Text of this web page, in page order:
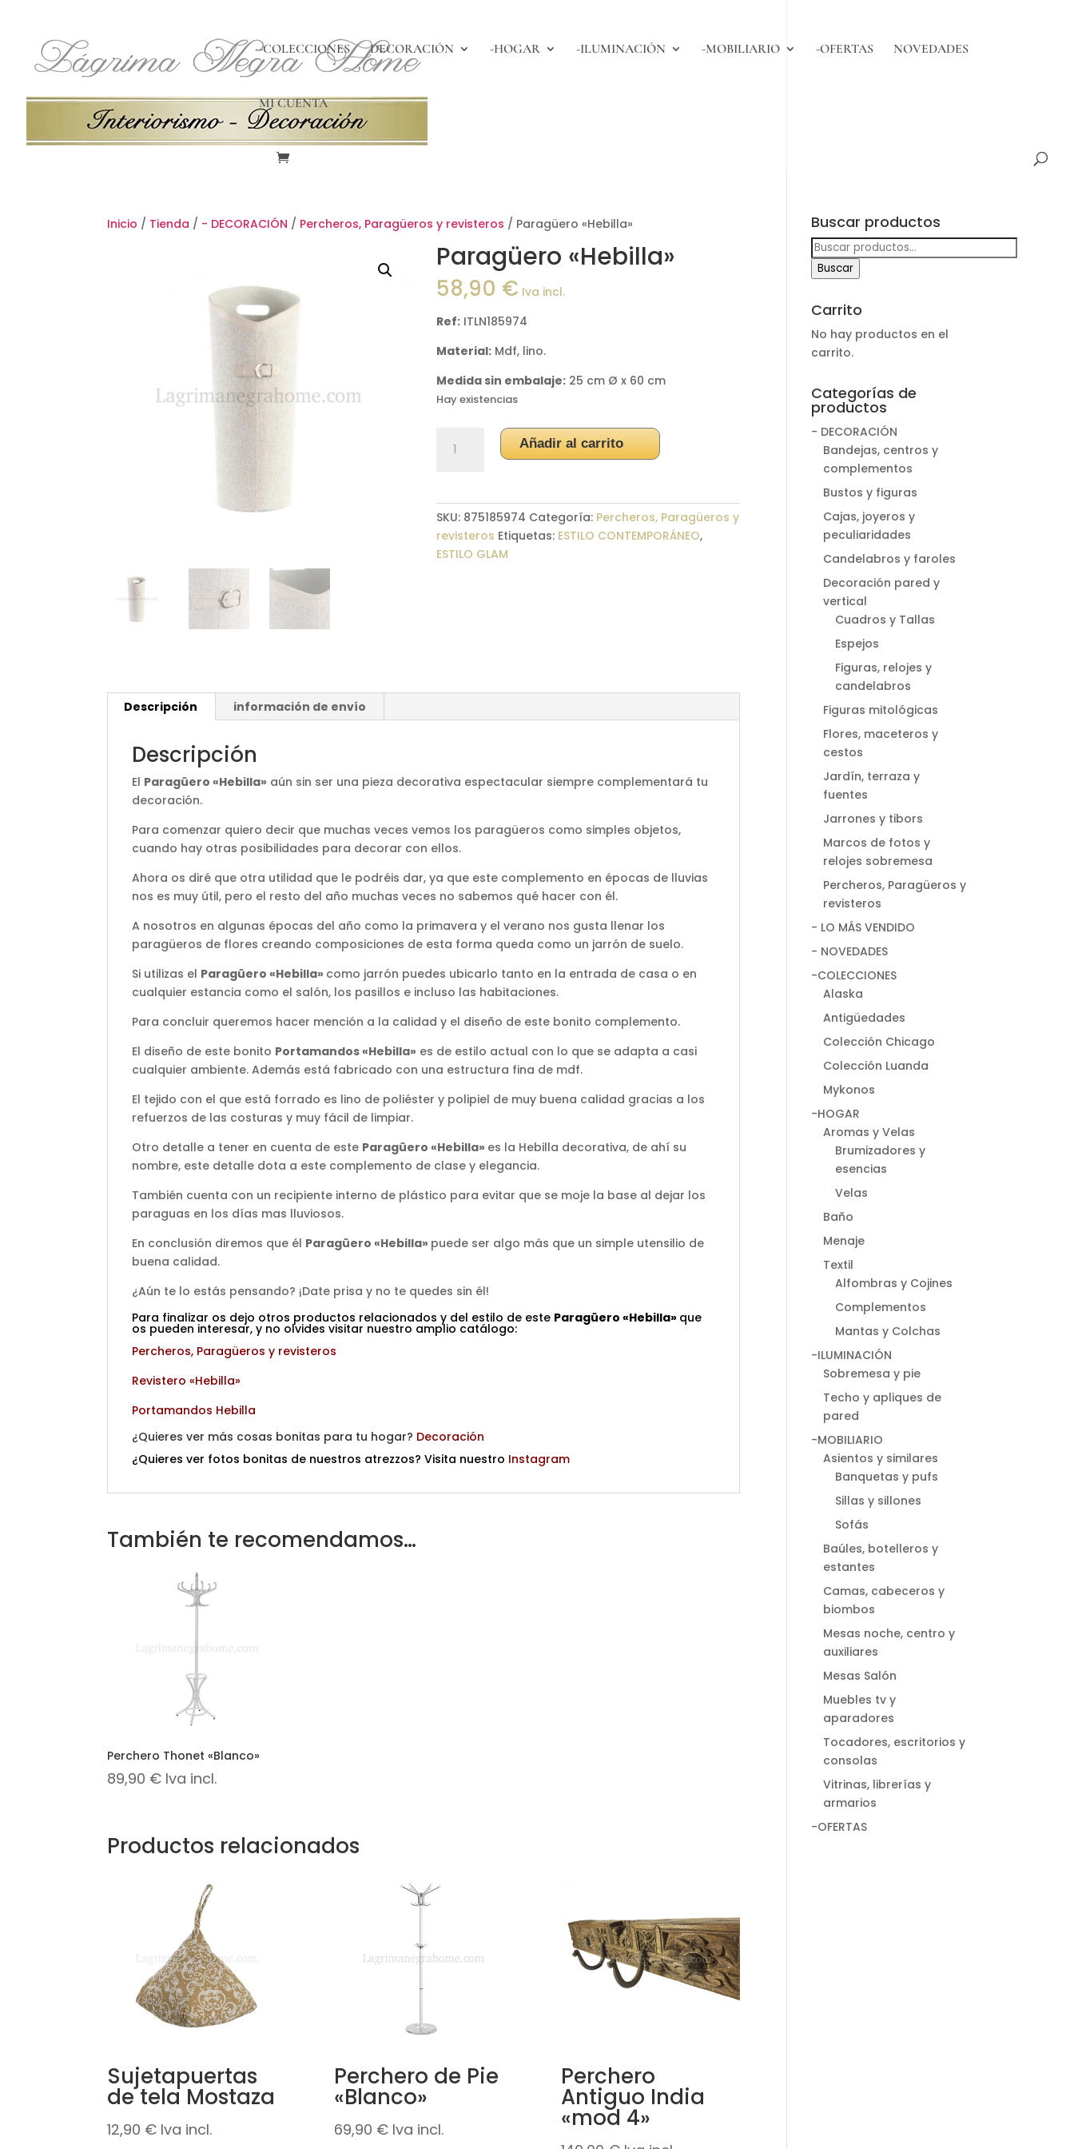
-COLECCIONES DECORACIÓN -HOGAR -ILUMINACIÓN -MOBILIARIO -OFERTAS NOVEDADES
MI CUENTA
Inicio / Tienda / - DECORACIÓN / Percheros, Paragüeros y revisteros / Paragüero «Hebilla»
Paragüero «Hebilla»
58,90 € Iva incl.
Ref: ITLN185974
Material: Mdf, lino.
Medida sin embalaje: 25 cm Ø x 60 cm
Hay existencias
"Hebilla"
Añadir al carrito
SKU: 875185974 Categoría: Percheros, Paragüeros y
revisteros Etiquetas: ESTILO CONTEMPORÁNEO,
ESTILO GLAM
Descripción información de envío
Descripción
El Paragüero «Hebilla» aún sin ser una pieza decorativa espectacular siempre complementará tu
decoración.
Para comenzar quiero decir que muchas veces vemos los paragüeros como simples objetos,
cuando hay otras posibilidades para decorar con ellos.
Ahora os diré que otra utilidad que le podréis dar, ya que este complemento en épocas de lluvias
nos es muy útil, pero el resto del año muchas veces no sabemos qué hacer con él.
A nosotros en algunas épocas del año como la primavera y el verano nos gusta llenar los
paragüeros de flores creando composiciones de esta forma queda como un jarrón de suelo.
Si utilizas el Paragüero «Hebilla» como jarrón puedes ubicarlo tanto en la entrada de casa o en
cualquier estancia como el salón, los pasillos e incluso las habitaciones.
Para concluir queremos hacer mención a la calidad y el diseño de este bonito complemento.
El diseño de este bonito Portamandos «Hebilla» es de estilo actual con lo que se adapta a casi
cualquier ambiente. Además está fabricado con una estructura fina de mdf.
El tejido con el que está forrado es lino de poliéster y polipiel de muy buena calidad gracias a los
refuerzos de las costuras y muy fácil de limpiar.
Otro detalle a tener en cuenta de este Paragüero «Hebilla» es la Hebilla decorativa, de ahí su
nombre, este detalle dota a este complemento de clase y elegancia.
También cuenta con un recipiente interno de plástico para evitar que se moje la base al dejar los
paraguas en los días mas lluviosos.
En conclusión diremos que él Paragüero «Hebilla» puede ser algo más que un simple utensilio de
buena calidad.
¿Aún te lo estás pensando? ¡Date prisa y no te quedes sin él!
Para finalizar os dejo otros productos relacionados y del estilo de este Paragüero «Hebilla» que
os pueden interesar, y no olvides visitar nuestro amplio catálogo:
Percheros, Paragüeros y revisteros
Revistero «Hebilla»
Portamandos Hebilla
¿Quieres ver más cosas bonitas para tu hogar? Decoración
¿Quieres ver fotos bonitas de nuestros atrezzos? Visita nuestro Instagram
También te recomendamos…
Perchero Thonet «Blanco»
89,90 € Iva incl.
Productos relacionados
Sujetapuertas
de tela Mostaza
12,90 € Iva incl.
Perchero de Pie
«Blanco»
69,90 € Iva incl.
Perchero
Antiguo India
«mod 4»
Buscar productos
Buscar
por:
Buscar
Carrito
No hay productos en el
carrito.
Categorías de
productos
- DECORACIÓN
Bandejas, centros y
complementos
Bustos y figuras
Cajas, joyeros y
peculiaridades
Candelabros y faroles
Decoración pared y
vertical
Cuadros y Tallas
Espejos
Figuras, relojes y
candelabros
Figuras mitológicas
Flores, maceteros y
cestos
Jardín, terraza y
fuentes
Jarrones y tibors
Marcos de fotos y
relojes sobremesa
Percheros, Paragüeros y
revisteros
- LO MÁS VENDIDO
- NOVEDADES
-COLECCIONES
Alaska
Antigüedades
Colección Chicago
Colección Luanda
Mykonos
-HOGAR
Aromas y Velas
Brumizadores y
esencias
Velas
Baño
Menaje
Textil
Alfombras y Cojines
Complementos
Mantas y Colchas
-ILUMINACIÓN
Sobremesa y pie
Techo y apliques de
pared
-MOBILIARIO
Asientos y similares
Banquetas y pufs
Sillas y sillones
Sofás
Baúles, botelleros y
estantes
Camas, cabeceros y
biombos
Mesas noche, centro y
auxiliares
Mesas Salón
Muebles tv y
aparadores
Tocadores, escritorios y
consolas
Vitrinas, librerías y
armarios
-OFERTAS